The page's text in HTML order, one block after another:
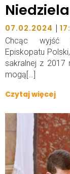
07.02.2024 |
Chcąc wyjść
Episkopatu
sakralnej z 2017
mogą[…]
Czytaj więcej